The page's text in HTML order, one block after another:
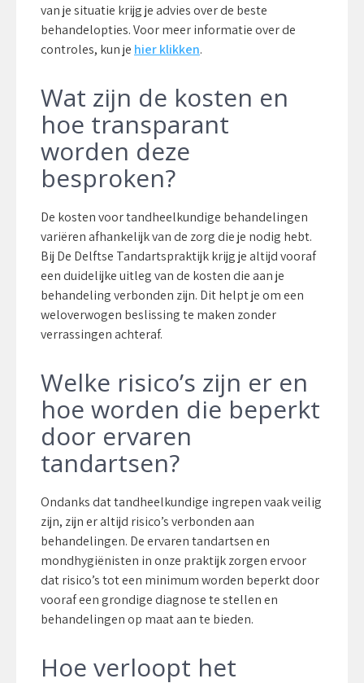
van je situatie krijg je advies over de beste
behandelopties. Voor meer informatie over de
controles, kun je hier klikken.
Wat zijn de kosten en
hoe transparant
worden deze
besproken?
De kosten voor tandheelkundige behandelingen
variëren afhankelijk van de zorg die je nodig hebt.
Bij De Delftse Tandartspraktijk krijg je altijd vooraf
een duidelijke uitleg van de kosten die aan je
behandeling verbonden zijn. Dit helpt je om een
weloverwogen beslissing te maken zonder
verrassingen achteraf.
Welke risico’s zijn er en
hoe worden die beperkt
door ervaren
tandartsen?
Ondanks dat tandheelkundige ingrepen vaak veilig
zijn, zijn er altijd risico’s verbonden aan
behandelingen. De ervaren tandartsen en
mondhygiënisten in onze praktijk zorgen ervoor
dat risico’s tot een minimum worden beperkt door
vooraf een grondige diagnose te stellen en
behandelingen op maat aan te bieden.
Hoe verloopt het